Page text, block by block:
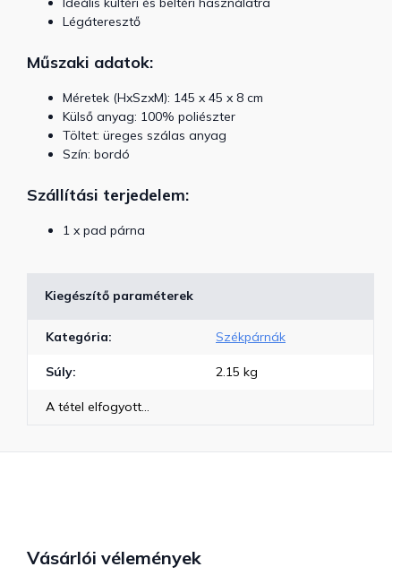
Légáteresztő
Műszaki adatok:
Méretek (HxSzxM): 145 x 45 x 8 cm
Külső anyag: 100% poliészter
Töltet: üreges szálas anyag
Szín: bordó
Szállítási terjedelem:
1 x pad párna
Kiegészítő paraméterek
Kategória: Székpárnák
Súly: 2.15 kg
A tétel elfogyott…
Vásárlói vélemények